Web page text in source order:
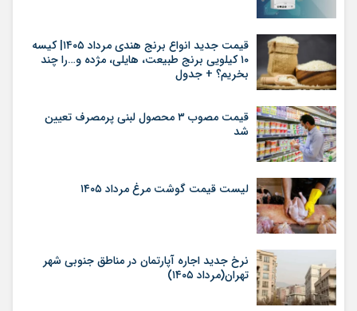
قیمت جدید انواع برنج هندی مرداد ۱۴۰۵| کیسه
۱۰ کیلویی برنج طبیعت، هایلی، مژده و…را چند
بخریم؟ + جدول
قیمت مصوب ۳ محصول لبنی پرمصرف تعیین
شد
لیست قیمت گوشت مرغ مرداد ۱۴۰۵
نرخ جدید اجاره آپارتمان در مناطق جنوبی شهر
تهران(مرداد ۱۴۰۵)